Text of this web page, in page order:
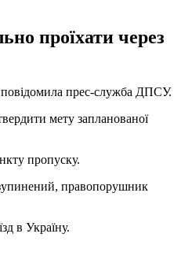
проїхати через
повідомила прес-служба ДПСУ.
мету запланованої
пропуску.
правопорушник
в Україну.